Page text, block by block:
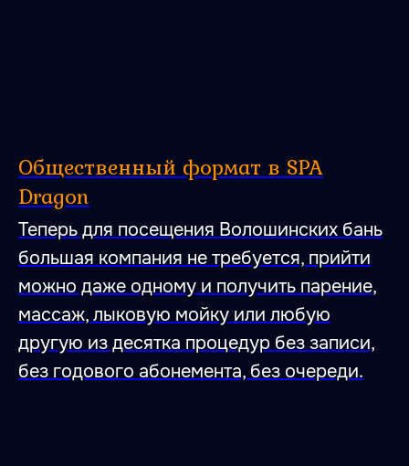
Общественный формат в SPA
Dragon
Теперь для посещения Волошинских бань
большая компания не требуется, прийти
можно даже одному и получить парение,
массаж, лыковую мойку или любую
другую из десятка процедур без записи,
без годового абонемента, без очереди.